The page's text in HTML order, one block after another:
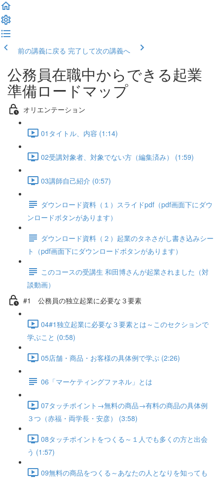
前の講義に戻る 完了して次の講義へ
公務員在職中からできる起業
準備ロードマップ
オリエンテーション
01タイトル、内容 (1:14)
02受講対象者、対象でない方（編集済み） (1:59)
03講師自己紹介 (0:57)
ダウンロード資料（１）スライドpdf（pdf画面下にダウ
ンロードボタンがあります）
ダウンロード資料（２）起業のタネさがし書き込みシー
ト（pdf画面下にダウンロードボタンがあります）
このコースの受講生 和田博さんが起業されました（対
談動画）
#1 公務員の独立起業に必要な３要素
04#1独立起業に必要な３要素とは～このセクションで
学ぶこと (0:58)
05店舗・商品・お客様の具体例で学ぶ (2:26)
06「マーケティングファネル」とは
07タッチポイント→無料の商品→有料の商品の具体例
３つ（赤福・両学長・安彦） (3:58)
08タッチポイントをつくる～１人でも多くの方と出会
う (1:57)
09無料の商品をつくる～あなたの人となりを知っても